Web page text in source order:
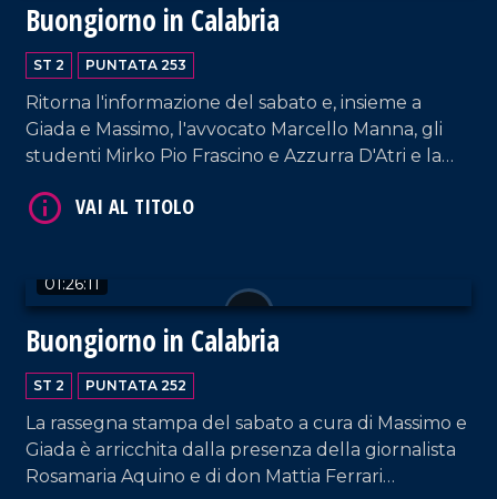
Buongiorno in Calabria
ST 2 PUNTATA 253
Ritorna l'informazione del sabato e, insieme a
Giada e Massimo, l'avvocato Marcello Manna, gli
studenti Mirko Pio Frascino e Azzurra D'Atri e la
01:26:11
Buongiorno in Calabria
ST 2 PUNTATA 252
La rassegna stampa del sabato a cura di Massimo e
Giada è arricchita dalla presenza della giornalista
Rosamaria Aquino e di don Mattia Ferrari
VAI AL TITOLO
VAI AL TITOLO